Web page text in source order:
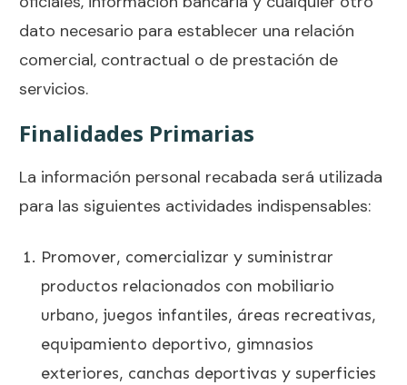
dato necesario para establecer una relación
comercial, contractual o de prestación de
servicios.
Finalidades Primarias
La información personal recabada será utilizada
para las siguientes actividades indispensables:
Promover, comercializar y suministrar
productos relacionados con mobiliario
urbano, juegos infantiles, áreas recreativas,
equipamiento deportivo, gimnasios
exteriores, canchas deportivas y superficies